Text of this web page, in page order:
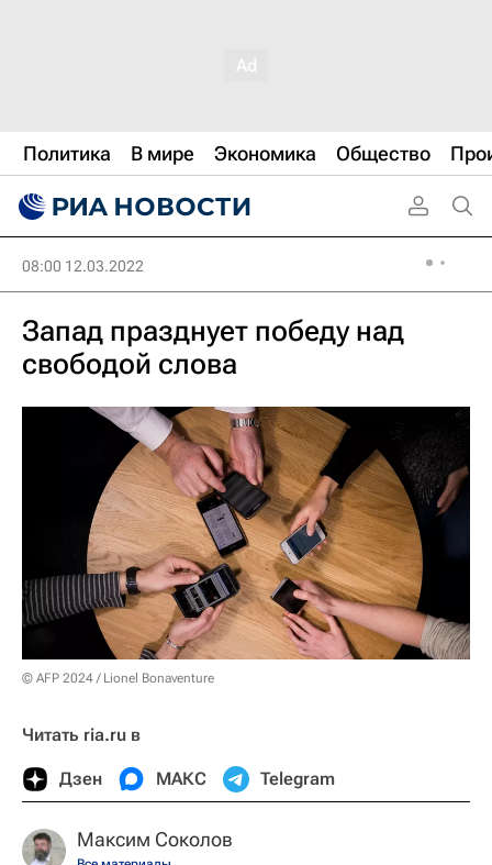
Политика В мире Экономика Общество
08:00 12.03.2022
Запад празднует победу над
свободой слова
© AFP 2024 / Lionel Bonaventure
Читать ria.ru в
Дзен МАКС Telegram
Максим Соколов